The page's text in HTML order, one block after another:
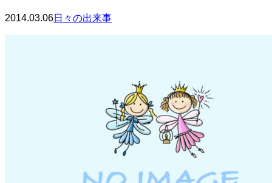
2014.03.06日々の出来事